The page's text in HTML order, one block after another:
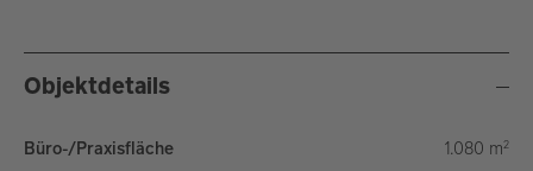
Objektdetails
Büro-/Praxisfläche 1.080 m2